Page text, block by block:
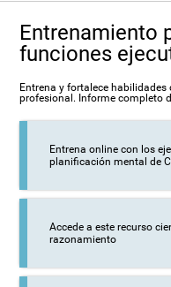
Entrenamiento
funciones
Entrena y fortalece
profesional. Informe completo
Entrena online con los
planificación mental de
Accede a este recurso
razonamiento